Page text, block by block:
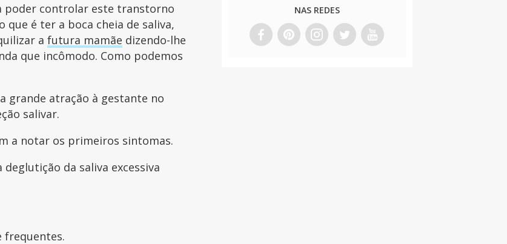
poder controlar este transtorno
é ter a boca cheia de saliva,
afutura mamãe dizendo-lhe
que incômodo. Como podemos
grande atração à gestante no
salivar.
a notar os primeiros sintomas.
da saliva excessiva
frequentes.
NAS REDES